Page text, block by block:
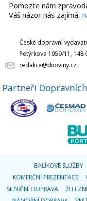
Pomozte nám
Váš názor nás zajímá,
České dopravní
Petýrkova 1959/11, 148
redakce@dnoviny.cz
Partneři
BALÍKOVÉ SLUŽBY
KOMERČNÍ PREZENTACE
SILNIČNÍ DOPRAVA